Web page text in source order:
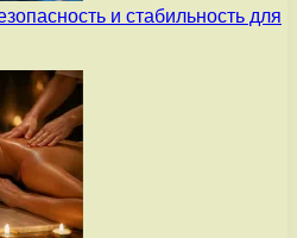
и стабильность для